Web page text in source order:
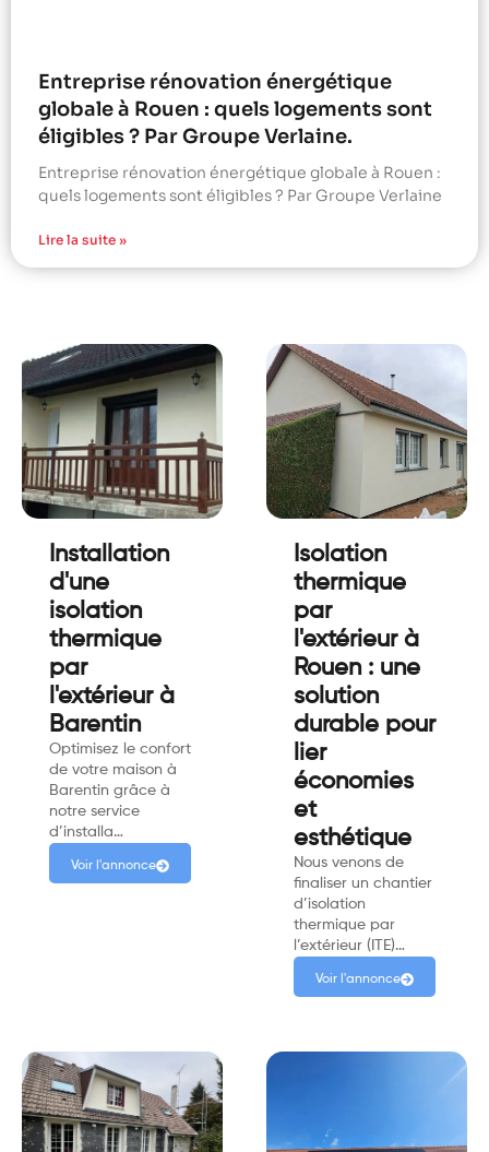
Entreprise rénovation énergétique
globale à Rouen : quels logements sont
éligibles ? Par Groupe Verlaine.
Entreprise rénovation énergétique globale à Rouen :
quels logements sont éligibles ? Par Groupe Verlaine
Lire la suite »
Installation
d'une
isolation
thermique
par
l'extérieur à
Barentin
Optimisez le confort
de votre maison à
Barentin grâce à
notre service
d’installa…
Voir l'annonce
Isolation
thermique
par
l'extérieur à
Rouen : une
solution
durable pour
lier
économies
et
esthétique
Nous venons de
finaliser un chantier
d’isolation
thermique par
l’extérieur (ITE)…
Voir l'annonce